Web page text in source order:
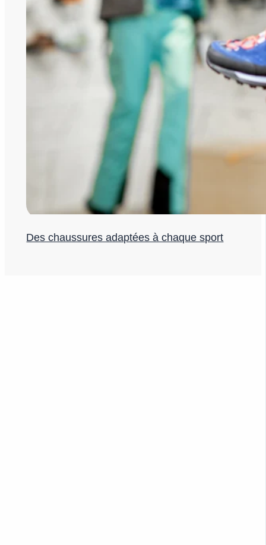
Des chaussures adaptées à chaque sport